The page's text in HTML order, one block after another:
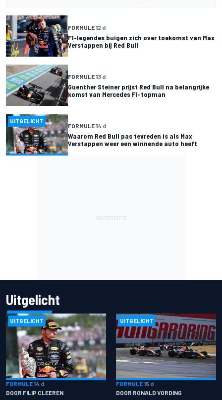
FORMULE 12 d
F1-legendes buigen zich over toekomst van Max
Verstappen bij Red Bull
FORMULE 13 d
Guenther Steiner prijst Red Bull na belangrijke
komst van Mercedes F1-topman
UITGELICHT
FORMULE 14 d
Waarom Red Bull pas tevreden is als Max
Verstappen weer een winnende auto heeft
Uitgelicht
UITGELICHT
FORMULE 14 d
DOOR FILIP CLEEREN
UITGELICHT
FORMULE 15 d
DOOR RONALD VORDING